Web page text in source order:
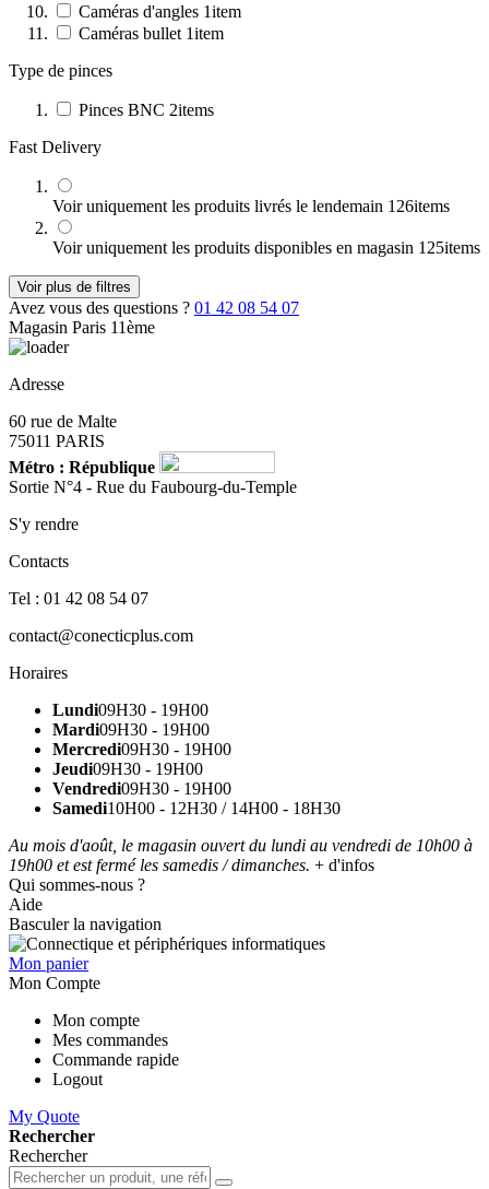
Caméras d'angles 1item
Caméras bullet 1item
Type de pinces
Pinces BNC 2items
Fast Delivery
Voir uniquement les produits livrés le lendemain 126items
Voir uniquement les produits disponibles en magasin 125items
Voir plus de filtres
Avez vous des questions ? 01 42 08 54 07
Magasin Paris 11ème
Adresse
60 rue de Malte
75011 PARIS
Métro : République
Sortie N°4 - Rue du Faubourg-du-Temple
S'y rendre
Contacts
Tel : 01 42 08 54 07
contact@conecticplus.com
Horaires
Lundi09H30 - 19H00
Mardi09H30 - 19H00
Mercredi09H30 - 19H00
Jeudi09H30 - 19H00
Vendredi09H30 - 19H00
Samedi10H00 - 12H30 / 14H00 - 18H30
Au mois d'août, le magasin ouvert du lundi au vendredi de 10h00 à
19h00 et est fermé les samedis / dimanches. + d'infos
Qui sommes-nous ?
Aide
Basculer la navigation
Mon panier
Mon Compte
Mon compte
Mes commandes
Commande rapide
Logout
My Quote
Rechercher
Rechercher